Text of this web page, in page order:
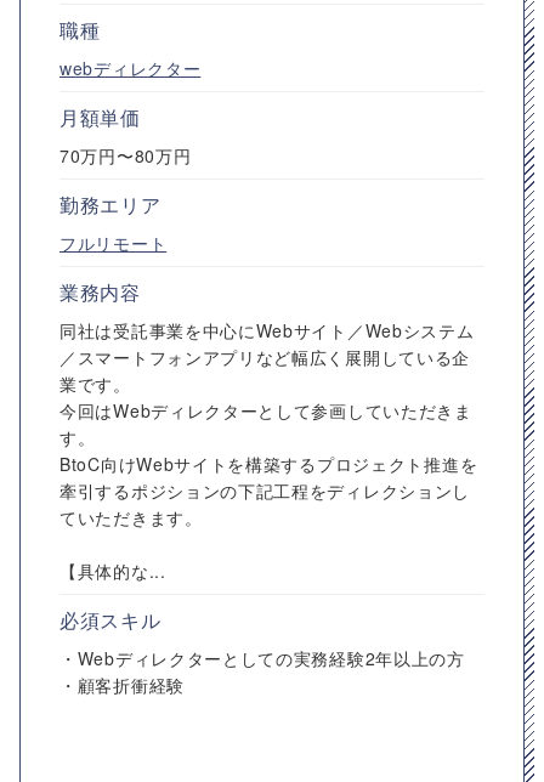
職種
webディレクター
月額単価
70万円〜80万円
勤務エリア
フルリモート
業務内容
同社は受託事業を中心にWebサイト／Webシステム
／スマートフォンアプリなど幅広く展開している企
業です。
今回はWebディレクターとして参画していただきま
す。
BtoC向けWebサイトを構築するプロジェクト推進を
牽引するポジションの下記工程をディレクションし
ていただきます。
【具体的な...
必須スキル
・Webディレクターとしての実務経験2年以上の方
・顧客折衝経験